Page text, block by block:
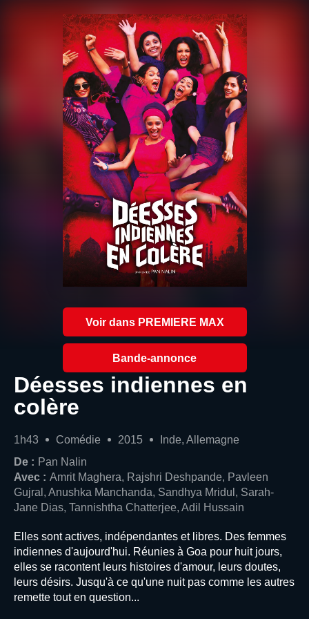
Voir dans PREMIERE MAX
Bande-annonce
Déesses indiennes en
colère
1h43 Comédie 2015
Inde, Allemagne
De : Pan Nalin
Avec : Amrit Maghera, Rajshri Deshpande, Pavleen
Gujral, Anushka Manchanda, Sandhya Mridul, Sarah-
Jane Dias, Tannishtha Chatterjee, Adil Hussain
Elles sont actives, indépendantes et libres. Des femmes
indiennes d'aujourd'hui. Réunies à Goa pour huit jours,
elles se racontent leurs histoires d'amour, leurs doutes,
leurs désirs. Jusqu'à ce qu'une nuit pas comme les autres
remette tout en question...